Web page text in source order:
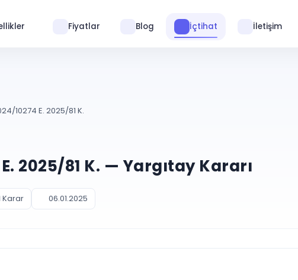
Fiyatlar Blog İçtihat İletişim
10274 E. 2025/81 K.
2025/81 K. — Yargıtay Kararı
Karar 06.01.2025